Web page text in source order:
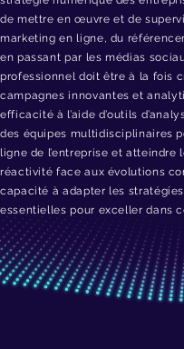
de mettre en œuvre et de
marketing en ligne, du
en passant par les médias
professionnel doit être à la fois
campagnes innovantes et
efficacité à l’aide d’outils
des équipes multidisciplinaires
ligne de l’entreprise et atteindre
réactivité face aux évolutions
capacité à adapter les
essentielles pour exceller dans